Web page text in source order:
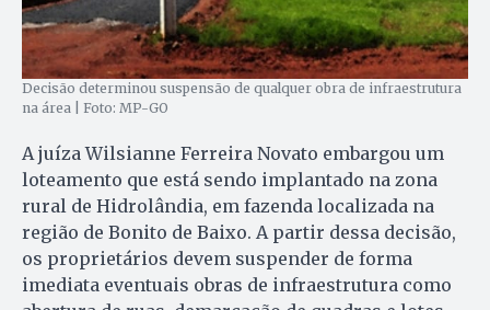
Decisão determinou suspensão de qualquer obra de infraestrutura
na área | Foto: MP-GO
A juíza Wilsianne Ferreira Novato embargou um
loteamento que está sendo implantado na zona
rural de Hidrolândia, em fazenda localizada na
região de Bonito de Baixo. A partir dessa decisão,
os proprietários devem suspender de forma
imediata eventuais obras de infraestrutura como